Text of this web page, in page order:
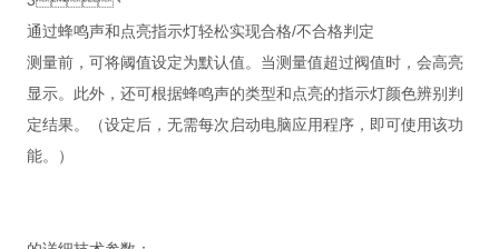
通过蜂鸣声和点亮指示灯轻松实现合格/不合格判定
测量前，可将阈值设定为默认值。当测量值超过阀值时，会高亮
显示。此外，还可根据蜂鸣声的类型和点亮的指示灯颜色辨别判
定结果。（设定后，无需每次启动电脑应用程序，即可使用该功
能。）